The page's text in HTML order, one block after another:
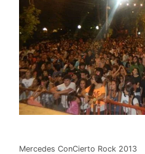
Mercedes ConCierto Rock 2013